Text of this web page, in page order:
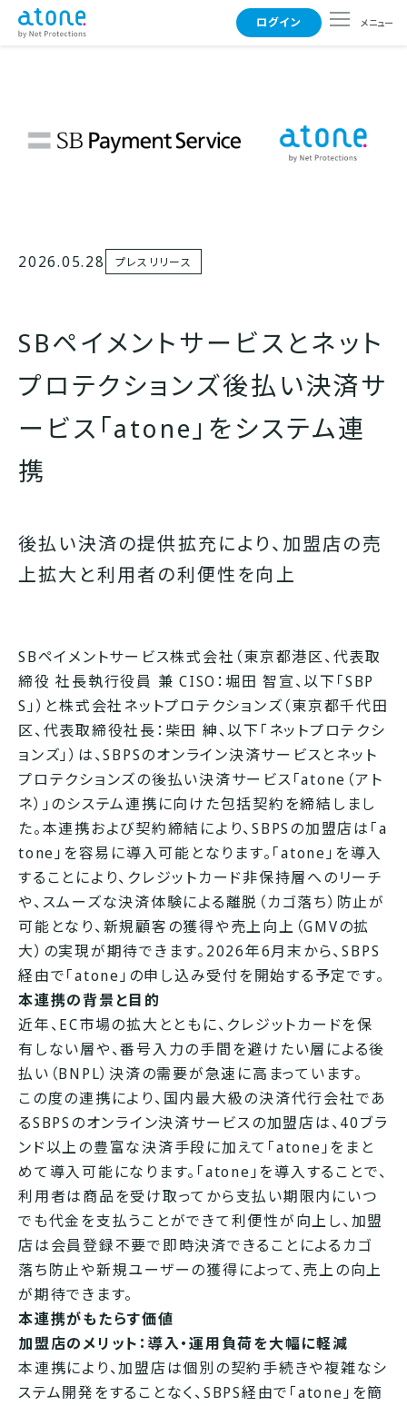
支払い方法
ログイン メニュー
2026.05.28 プレスリリース
SBペイメントサービスとネット
プロテクションズ後払い決済サ
ービス「atone」をシステム連
携
後払い決済の提供拡充により、加盟店の売
上拡大と利用者の利便性を向上
SBペイメントサービス株式会社（東京都港区、代表取
締役 社長執行役員 兼 CISO：堀田 智宣、以下「SBP
S」）と株式会社ネットプロテクションズ（東京都千代田
区、代表取締役社長：柴田 紳、以下「ネットプロテクシ
ョンズ」）は、SBPSのオンライン決済サービスとネット
プロテクションズの後払い決済サービス「atone（アト
ネ）」のシステム連携に向けた包括契約を締結しまし
た。本連携および契約締結により、SBPSの加盟店は「a
tone」を容易に導入可能となります。「atone」を導入
することにより、クレジットカード非保持層へのリーチ
や、スムーズな決済体験による離脱（カゴ落ち）防止が
可能となり、新規顧客の獲得や売上向上（GMVの拡
大）の実現が期待できます。2026年6月末から、SBPS
経由で「atone」の申し込み受付を開始する予定です。
本連携の背景と目的
近年、EC市場の拡大とともに、クレジットカードを保
有しない層や、番号入力の手間を避けたい層による後
払い（BNPL）決済の需要が急速に高まっています。
この度の連携により、国内最大級の決済代行会社であ
るSBPSのオンライン決済サービスの加盟店は、40ブラ
ンド以上の豊富な決済手段に加えて「atone」をまと
めて導入可能になります。「atone」を導入することで、
利用者は商品を受け取ってから支払い期限内にいつ
でも代金を支払うことができて利便性が向上し、加盟
店は会員登録不要で即時決済できることによるカゴ
落ち防止や新規ユーザーの獲得によって、売上の向上
が期待できます。
本連携がもたらす価値
加盟店のメリット：導入・運用負荷を大幅に軽減
本連携により、加盟店は個別の契約手続きや複雑なシ
ステム開発をすることなく、SBPS経由で「atone」を簡